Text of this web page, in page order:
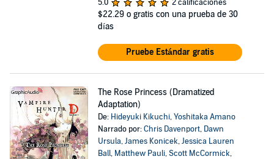
5.0 2 calificaciones
$22.29 o gratis con una prueba de 30
días
Pruebe Estándar gratis
The Rose Princess (Dramatized
Adaptation)
De: Hideyuki Kikuchi,Yoshitaka Amano
Narrado por:Chris Davenport, Dawn
Ursula,James Konicek,Jessica Lauren
Ball, Matthew Pauli,Scott McCormick,